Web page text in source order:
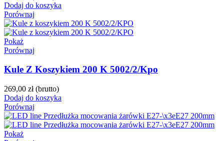
Dodaj do koszyka
Porównaj
Pokaż
Porównaj
Kule Z Koszykiem 200 K 5002/2/Kpo
269,00 zł (brutto)
Dodaj do koszyka
Porównaj
Pokaż